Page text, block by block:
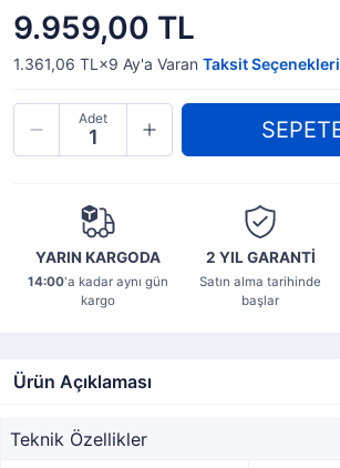
9.959,00 TL
1.361,06 TL×9 Ay'a Varan Taksit Seçenekleri
Adet
YARIN KARGODA
14:00'a kadar aynı gün
kargo
2 YILGARANTİ
Satın alma tarihinde
başlar
Ürün Açıklaması
Teknik Özellikler